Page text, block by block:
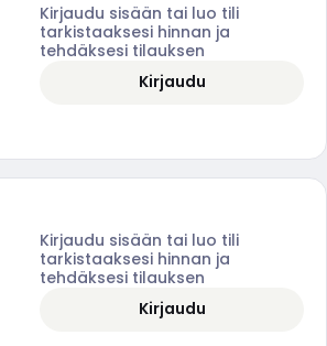
Kirjaudu sisään tai luo tili
tarkistaaksesi hinnan ja
tehdäksesi tilauksen
Kirjaudu
Kirjaudu sisään tai luo tili
tarkistaaksesi hinnan ja
tehdäksesi tilauksen
Kirjaudu